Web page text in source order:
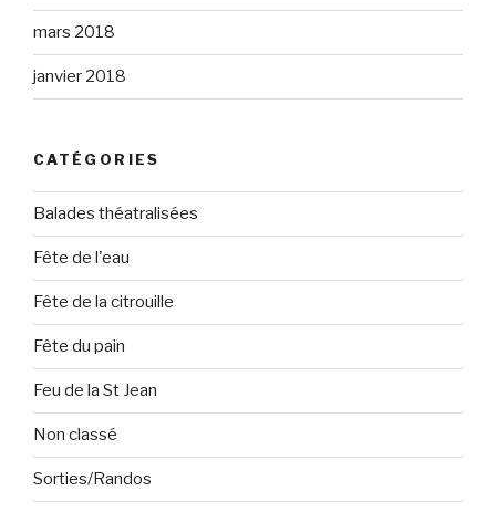
mars 2018
janvier 2018
CATÉGORIES
Balades théatralisées
Fête de l'eau
Fête de la citrouille
Fête du pain
Feu de la St Jean
Non classé
Sorties/Randos